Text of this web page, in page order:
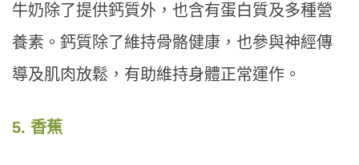
牛奶除了提供鈣質外，也含有蛋白質及多種營
養素。鈣質除了維持骨骼健康，也參與神經傳
導及肌肉放鬆，有助維持身體正常運作。
5. 香蕉